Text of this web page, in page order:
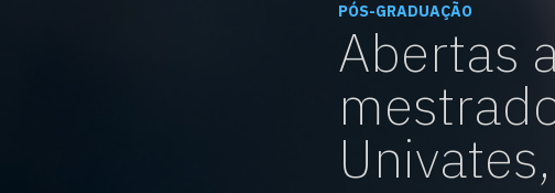
PÓS-GRADUAÇÃO
Abertas